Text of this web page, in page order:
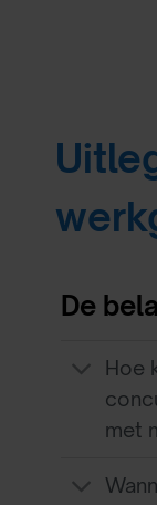
De
Hoe
met